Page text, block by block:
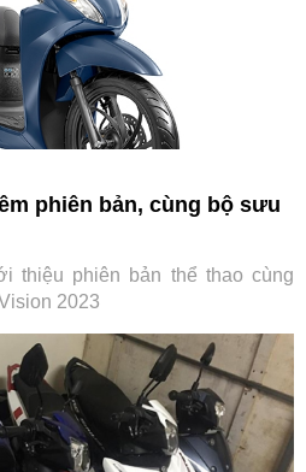
phiên bản, cùng bộ sưu
thiệu phiên bản thể thao cùng
2023